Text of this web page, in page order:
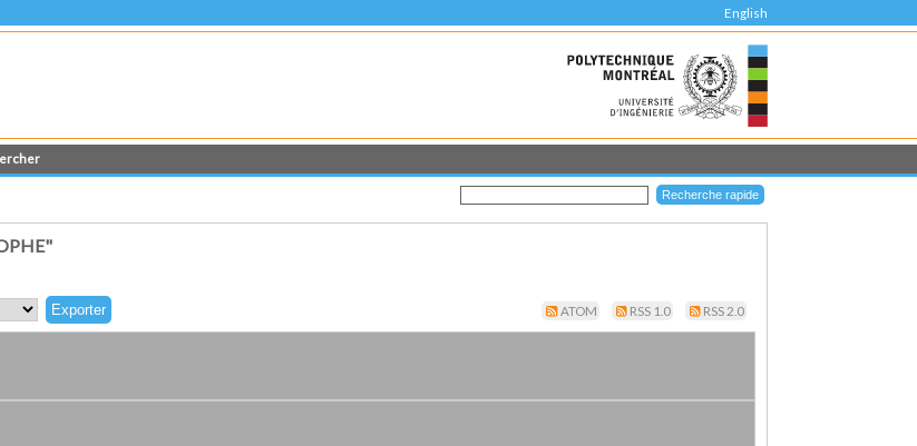
English
ATOM RSS 1.0 RSS 2.0